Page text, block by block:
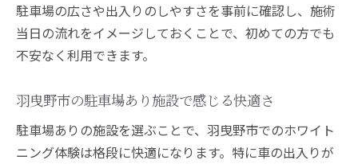
駐車場の広さや出入りのしやすさを事前に確認し、施術
当日の流れをイメージしておくことで、初めての方でも
不安なく利用できます。
羽曳野市の駐車場あり施設で感じる快適さ
駐車場ありの施設を選ぶことで、羽曳野市でのホワイト
ニング体験は格段に快適になります。特に車の出入りが